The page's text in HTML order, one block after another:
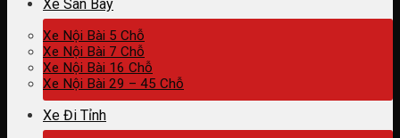
Xe Sân Bay
Xe Nội Bài 5 Chỗ
Xe Nội Bài 7 Chỗ
Xe Nội Bài 16 Chỗ
Xe Nội Bài 29 – 45 Chỗ
Xe Đi Tỉnh